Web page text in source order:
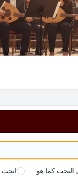
البحث كما هو ابحث